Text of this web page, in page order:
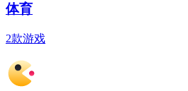
体育
2款游戏